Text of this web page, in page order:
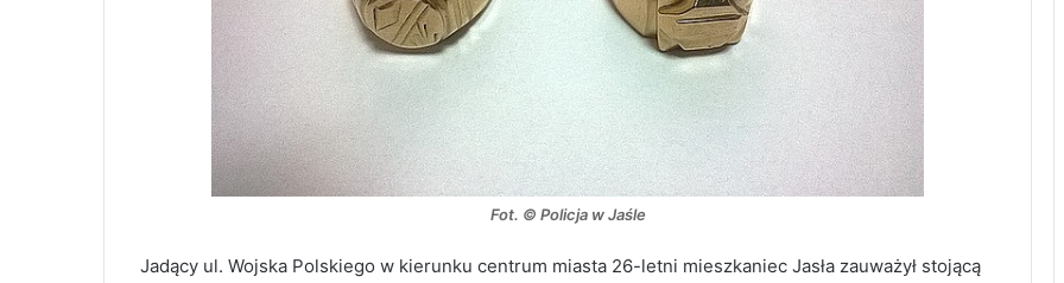
Fot. © Policja w Jaśle
Jadący ul. Wojska Polskiego w kierunku centrum miasta 26-letni mieszkaniec Jasła zauważył stojącą